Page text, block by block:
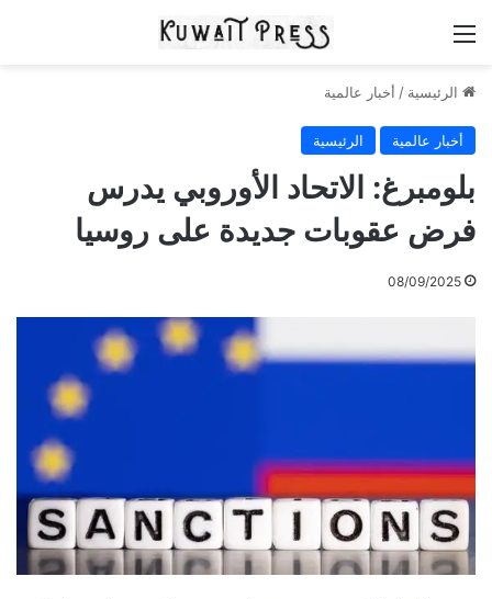
الرئيسية / أخبار عالمية
أخبار عالمية الرئيسية
بلومبرغ: الاتحاد الأوروبي يدرس
فرض عقوبات جديدة على روسيا
08/09/2025